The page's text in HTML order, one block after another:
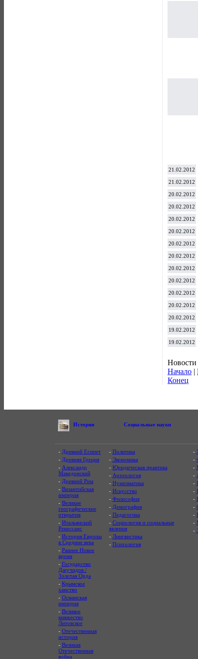
21.02.2012
21.02.2012
20.02.2012
20.02.2012
20.02.2012
20.02.2012
20.02.2012
20.02.2012
20.02.2012
20.02.2012
20.02.2012
20.02.2012
20.02.2012
19.02.2012
19.02.2012
Новости
Начало |
Конец
История Социальные науки
- Древний Египет
- Древняя Греция
- Александр
Македонский
- Древний Рим
- Византийская
империя
- Великие
географические
открытия
- Итальянский
Ренессанс
- История Европы
в Средние века
- Раннее Новое
время
- Государство
Джучидов /
Золотая Орда
- Крымское
ханство
- Османская
империя
- Великое
княжество
Литовское
- Отечественная
история
- Великая
Отечественная
война
- Политика
- Экономика
- Юридическая практика
- Археология
- Нумизматика
- Искусство
- Философия
- Демография
- Педагогика
- Социология и социальные
явления
- Лингвистика
- Психология
-
-
-
-
-
-
-
-
-
-
-